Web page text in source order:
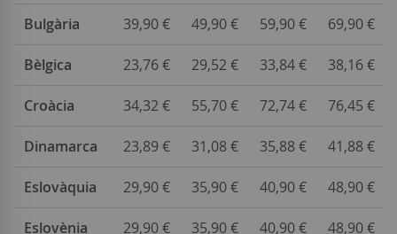
Bulgària 39,90 € 49,90 € 59,90 € 69,90 €
Bèlgica 23,76 € 29,52 € 33,84 € 38,16 €
Croàcia 34,32 € 55,70 € 72,74 € 76,45 €
Dinamarca 23,89 € 31,08 € 35,88 € 41,88 €
Eslovàquia 29,90 € 35,90 € 40,90 € 48,90 €
Eslovènia 29,90 € 35,90 € 40,90 € 48,90 €